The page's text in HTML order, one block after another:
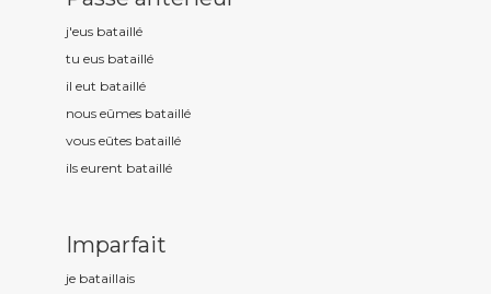
j'eus bataillé
tu eus bataillé
il eut bataillé
nous eûmes bataillé
vous eûtes bataillé
ils eurent bataillé
Imparfait
je bataillais